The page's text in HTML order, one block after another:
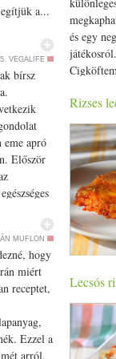
a...
VEGALIFE
bírsz
apró
Először
is
BÁR
a jóra
el
MUFLON
hogy
miért
receptet,
Ezzel a
arról,
teavajból
készítésű
úgyis
szárított
paprika
kurkuma
őrölt is)
curry
avagy
1.5 dl
utána
curry
Mindezt
és egy
induló, de
azt
ízekkel
sok
létezik,
azoknak,
tudtad,
kapható
ezen
egy
cigköfte
kenyérbe
Rizses
megeszi
bögre
Lecsós